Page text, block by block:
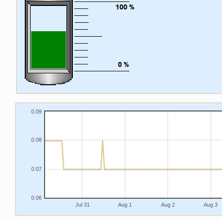
Jul 31 Aug 1 Aug 2 Aug 3
0.06
0.07
0.08
0.09